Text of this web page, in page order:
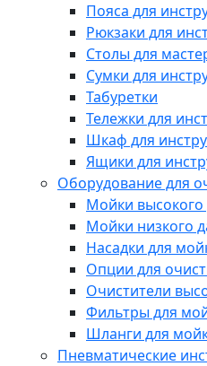
Пояса для
Рюкзаки для
Столы для
Сумки для
Табуретки
Тележки для
Шкаф для
Ящики для
Оборудование для
Мойки высокого
Мойки низкого
Насадки для
Опции для
Очистители
Фильтры для
Шланги для
Пневматические